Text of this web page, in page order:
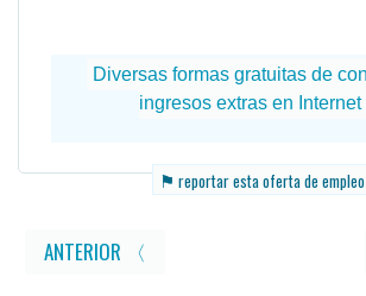
⚑ reportar esta oferta de empleo
ANTERIOR 〈